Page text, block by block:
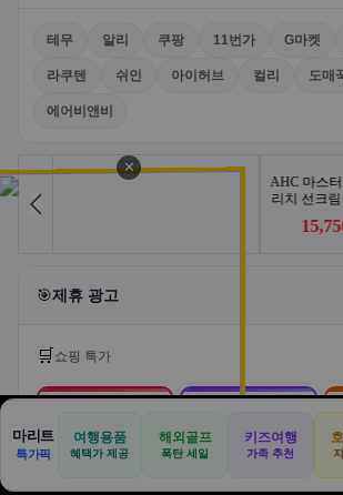
🎯제휴 광고
🛒쇼핑 특가
로켓배송·특가
🚗
합리적으로
카슐랭 · 신차 장기렌트 · 리스 · 월 렌탈료 비교
🏠
✈️
공항
⛳
📋
🏠 📝
견적 기
✕
마리트
특가픽
여행용품
혜택가 제공
해외골프
폭탄 세일
키즈여행
가족 추천